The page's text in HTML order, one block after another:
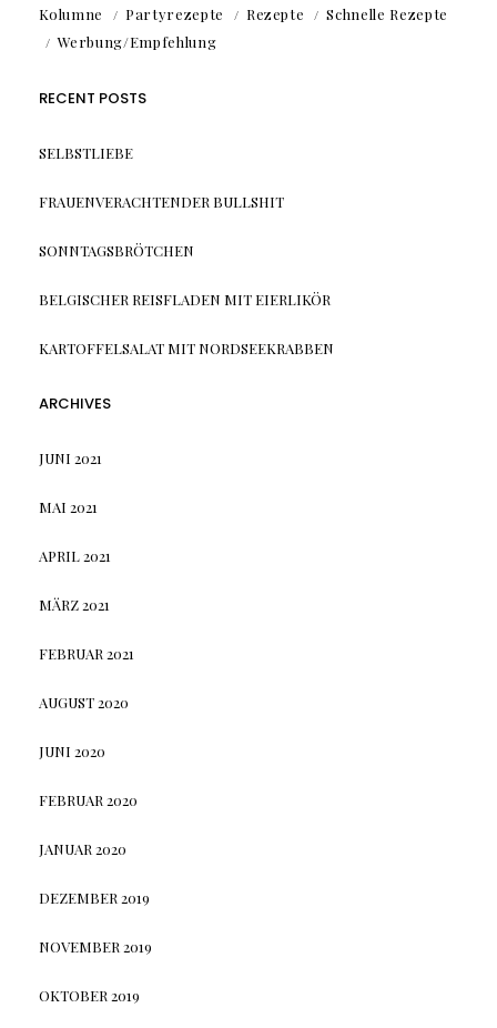
Kolumne Partyrezepte Rezepte
Schnelle Rezepte
Werbung/Empfehlung
RECENT POSTS
SELBSTLIEBE
FRAUENVERACHTENDER BULLSHIT
SONNTAGSBRÖTCHEN
BELGISCHER REISFLADEN MIT EIERLIKÖR
KARTOFFELSALAT MIT NORDSEEKRABBEN
ARCHIVES
JUNI 2021
MAI 2021
APRIL 2021
MÄRZ 2021
FEBRUAR 2021
AUGUST 2020
JUNI 2020
FEBRUAR 2020
JANUAR 2020
DEZEMBER 2019
NOVEMBER 2019
OKTOBER 2019